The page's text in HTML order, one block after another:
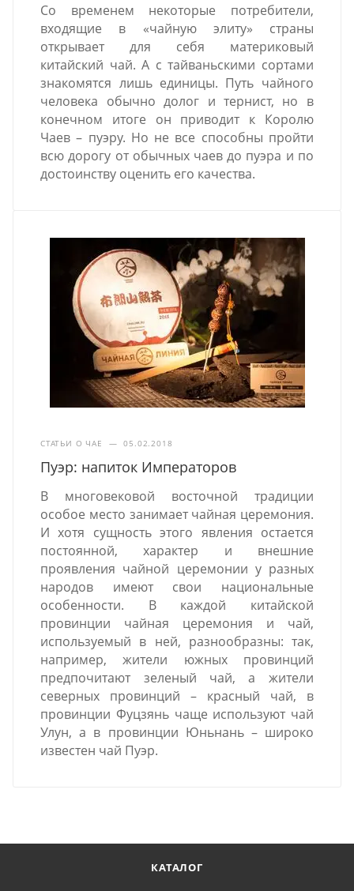
Со временем некоторые потребители,
входящие в «чайную элиту» страны
открывает для себя материковый
китайский чай. А с тайваньскими сортами
знакомятся лишь единицы. Путь чайного
человека обычно долог и тернист, но в
конечном итоге он приводит к Королю
Чаев – пуэру. Но не все способны пройти
всю дорогу от обычных чаев до пуэра и по
достоинству оценить его качества.
СТАТЬИ О ЧАЕ — 05.02.2018
Пуэр: напиток Императоров
В многовековой восточной традиции
особое место занимает чайная церемония.
И хотя сущность этого явления остается
постоянной, характер и внешние
проявления чайной церемонии у разных
народов имеют свои национальные
особенности. В каждой китайской
провинции чайная церемония и чай,
используемый в ней, разнообразны: так,
например, жители южных провинций
предпочитают зеленый чай, а жители
северных провинций – красный чай, в
провинции Фуцзянь чаще используют чай
Улун, а в провинции Юньнань – широко
известен чай Пуэр.
КАТАЛОГ